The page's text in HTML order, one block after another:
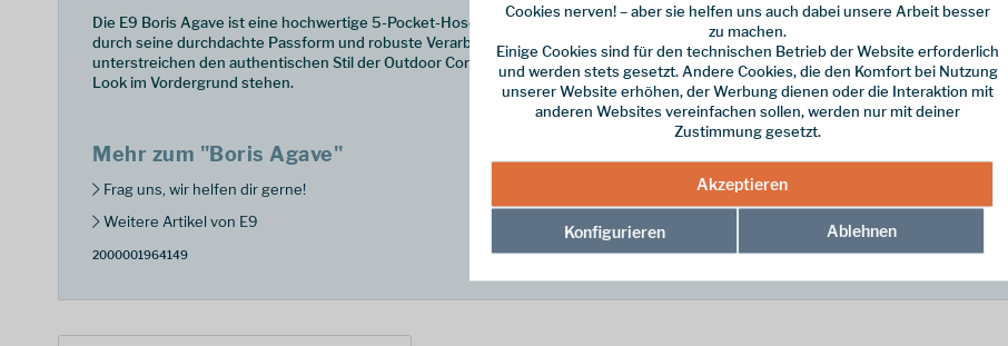
Die E9 Boris Agave ist eine hochwertige 5-Pocket-Hose, die speziell für maximale Bewegungsfreiheit und Komfort bei deinen
durch seine durchdachte Passform und robuste Verarbeitung, die in Italien gefertigt wurde. Details wie das markante Jacron-Label
unterstreichen den authentischen Stil der Outdoor Concept-Linie von E9. Diese Hose ist der ideale Begleiter für einen aktiven
Look im Vordergrund stehen.
Mehr zum "Boris Agave"
Frag uns, wir helfen dir gerne!
Weitere Artikel von E9
2000001964149
Cookies nerven! – aber sie helfen uns auch dabei unsere Arbeit besser
zu machen.
Einige Cookies sind für den technischen Betrieb der Website erforderlich
und werden stets gesetzt. Andere Cookies, die den Komfort bei Nutzung
unserer Website erhöhen, der Werbung dienen oder die Interaktion mit
anderen Websites vereinfachen sollen, werden nur mit deiner
Zustimmung gesetzt.
Akzeptieren
Konfigurieren Ablehnen